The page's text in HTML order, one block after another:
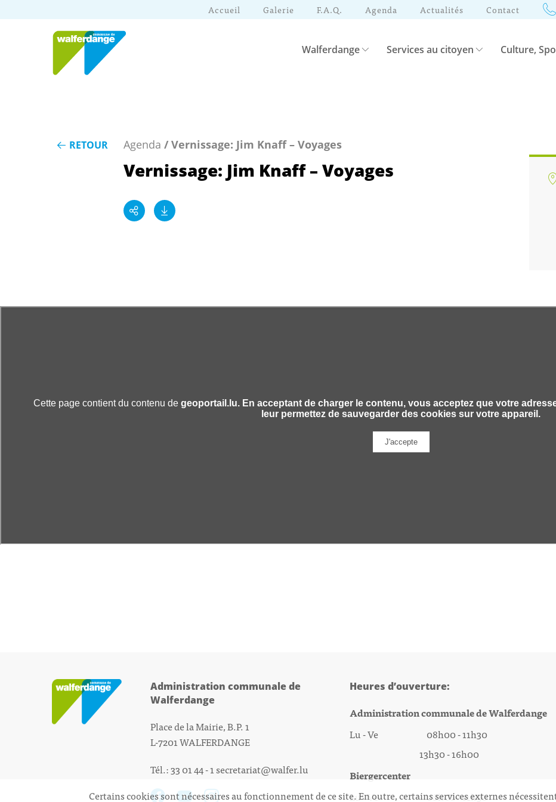
Accueil Galerie F.A.Q. Agenda Actualités Contact
Walferdange Services au citoyen Culture,
RETOUR Agenda / Vernissage: Jim Knaff – Voyages
Vernissage: Jim Knaff – Voyages
Administration communale de
Walferdange
Place de la Mairie, B.P. 1
L-7201 WALFERDANGE
Tél.: 33 01 44 - 1secretariat@walfer.lu
Heures d’ouverture:
Administration communale de Walferdange
Lu - Ve 08h00 - 11h30
13h30 - 16h00
Biergercenter
Lu - Ve 08h00 - 11h30
Certains cookies sont nécessaires au fonctionnement de ce site. En outre, certains services externes